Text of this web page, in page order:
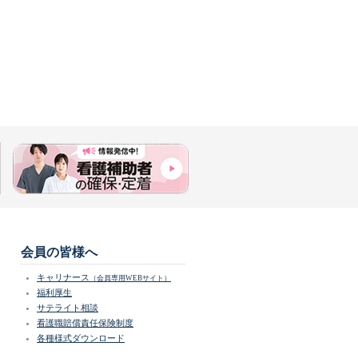
会員の皆様へ
キャリナース （会員専用WEBサイト）
福利厚生
サテライト相談
看護職賠償責任保険制度
各種様式ダウンロード